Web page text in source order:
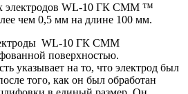
электродов WL-10 ГК СММ ™
чем 0,5 мм на длине 100 мм.
WL-10 ГК СММ
поверхностью.
указывает на то, что электрод был
того, как он был обработан